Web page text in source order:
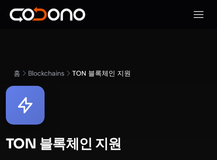
모바
홈 Blockchains TON 블록체인 지원
TON 블록체인 지원